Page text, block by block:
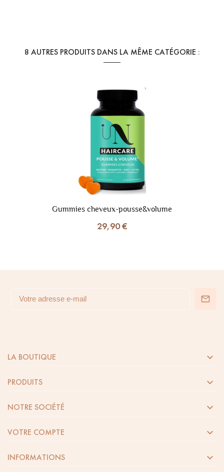
En stock 11 Produits
8 AUTRES PRODUITS DANS LA MÊME CATÉGORIE :
Gummies cheveux-pousse&volume
29,90 €
LA BOUTIQUE 
PRODUITS 
NOTRE SOCIÉTÉ 
VOTRE COMPTE 
INFORMATIONS 